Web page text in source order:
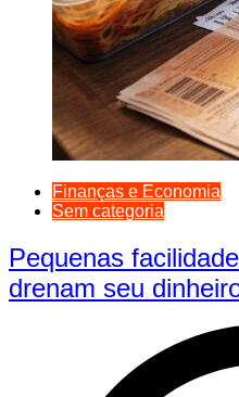
Finanças e Economia
Sem categoria
Pequenas
drenam seu